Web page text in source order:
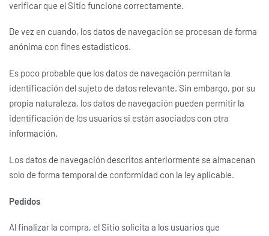
verificar que el Sitio funcione correctamente.
De vez en cuando, los datos de navegación se procesan de forma
anónima con fines estadísticos.
Es poco probable que los datos de navegación permitan la
identificación del sujeto de datos relevante. Sin embargo, por su
propia naturaleza, los datos de navegación pueden permitir la
identificación de los usuarios si están asociados con otra
información.
Los datos de navegación descritos anteriormente se almacenan
solo de forma temporal de conformidad con la ley aplicable.
Pedidos
Al finalizar la compra, el Sitio solicita a los usuarios que